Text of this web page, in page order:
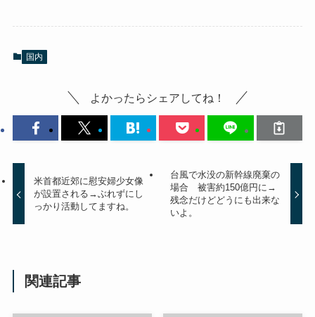
国内
よかったらシェアしてね！
米首都近郊に慰安婦少女像
が設置される→ぶれずにし
っかり活動してますね。
台風で水没の新幹線廃棄の
場合 被害約150億円に→
残念だけどどうにも出来な
いよ。
関連記事